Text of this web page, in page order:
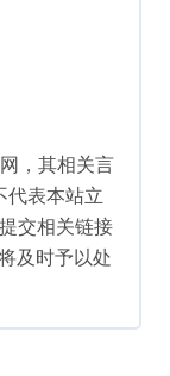
，其相关言
代表本站立
交相关链接
及时予以处